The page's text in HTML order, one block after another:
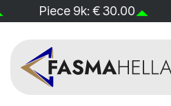
to
9k: € 30.00 Piece